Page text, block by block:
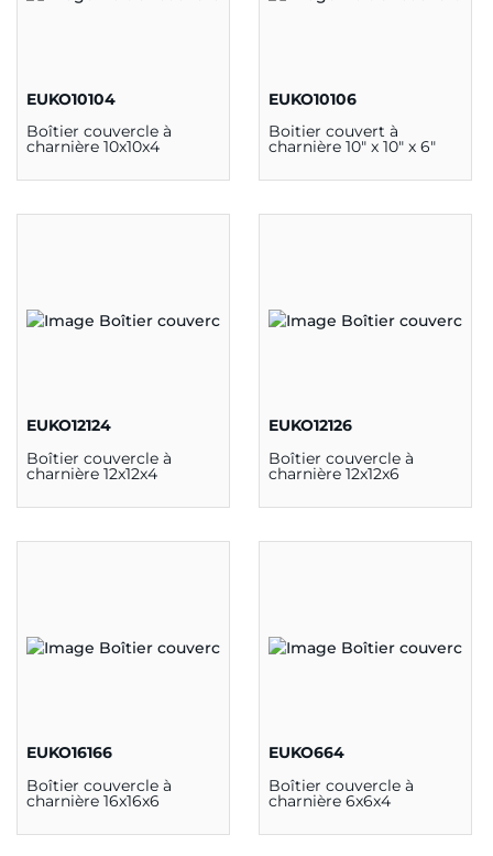
EUKO10104
Boîtier couvercle à
charnière 10x10x4
EUKO10106
Boitier couvert à
charnière 10" x 10" x 6"
EUKO12124
Boîtier couvercle à
charnière 12x12x4
EUKO12126
Boîtier couvercle à
charnière 12x12x6
EUKO16166
Boîtier couvercle à
charnière 16x16x6
EUKO664
Boîtier couvercle à
charnière 6x6x4